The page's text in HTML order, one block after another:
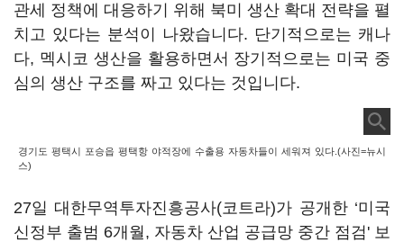
관세 정책에 대응하기 위해 북미 생산 확대 전략을 펼
치고 있다는 분석이 나왔습니다. 단기적으로는 캐나
다, 멕시코 생산을 활용하면서 장기적으로는 미국 중
심의 생산 구조를 짜고 있다는 것입니다.
경기도 평택시 포승읍 평택항 야적장에 수출용 자동차들이 세워져 있다.(사진=뉴시
스)
27일 대한무역투자진흥공사(코트라)가 공개한 ‘미국
신정부 출범 6개월, 자동차 산업 공급망 중간 점검' 보